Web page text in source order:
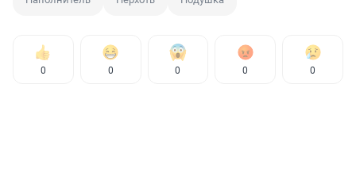
0 0 0 0 0